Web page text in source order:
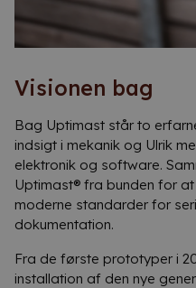
Visionen bag
Bag Uptimast står to
indsigt i mekanik og Ulrik
elektronik og software.
Uptimast® fra bunden for
moderne standarder for
dokumentation.
Fra de første prototyper i
installation af den nye